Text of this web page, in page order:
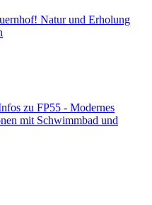
Natur und Erholung
zu FP55 - Modernes
mit Schwimmbad und